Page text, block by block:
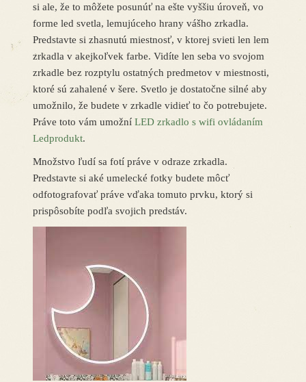
si ale, že to môžete posunúť na ešte vyššiu úroveň, vo
forme led svetla, lemujúceho hrany vášho zrkadla.
Predstavte si zhasnutú miestnosť, v ktorej svieti len lem
zrkadla v akejkoľvek farbe. Vidíte len seba vo svojom
zrkadle bez rozptylu ostatných predmetov v miestnosti,
ktoré sú zahalené v šere. Svetlo je dostatočne silné aby
umožnilo, že budete v zrkadle vidieť to čo potrebujete.
Práve toto vám umožní LED zrkadlo s wifi ovládaním
Ledprodukt.
Množstvo ľudí sa fotí práve v odraze zrkadla.
Predstavte si aké umelecké fotky budete môcť
odfotografovať práve vďaka tomuto prvku, ktorý si
prispôsobíte podľa svojich predstáv.